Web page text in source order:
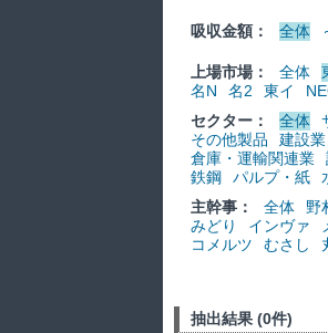
吸収金額： 全体
上場市場： 全体
名N
名2 東イ
セクター：
全体
その他製品
建設業
倉庫・運輸関連業
鉄鋼
パルプ・紙
主幹事：
全体 野
みどり
インヴァ
コメルツ
むさし
抽出結果 (0件)